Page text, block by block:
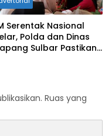
Serentak Nasional
Polda dan Dinas
Sulbar Pastikan
Ruas yang